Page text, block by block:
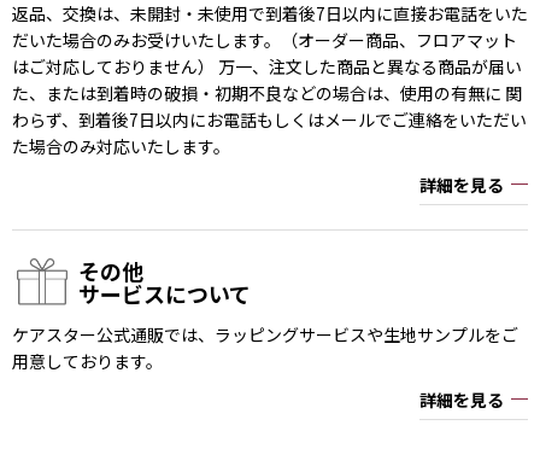
返品、交換は、未開封・未使用で到着後7日以内に直接お電話をいた
だいた場合のみお受けいたします。（オーダー商品、フロアマット
はご対応しておりません） 万一、注文した商品と異なる商品が届い
た、または到着時の破損・初期不良などの場合は、使用の有無に 関
わらず、到着後7日以内にお電話もしくはメールでご連絡をいただい
た場合のみ対応いたします。
詳細を見る
その他
サービスについて
ケアスター公式通販では、ラッピングサービスや生地サンプルをご
用意しております。
詳細を見る